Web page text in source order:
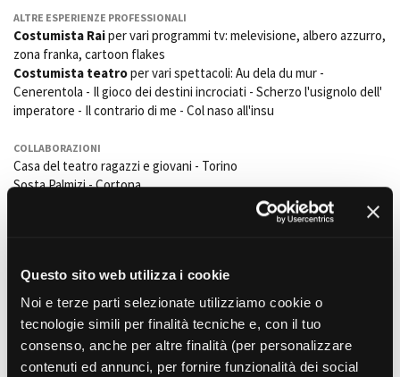
Questo sito web utilizza i cookie
Noi e terze parti selezionate utilizziamo cookie o
tecnologie simili per finalità tecniche e, con il tuo
consenso, anche per altre finalità (per personalizzare
contenuti ed annunci, per fornire funzionalità dei social
PRODUCTION GUIDE
Società di produzione
Strutture di servizio
Professionisti
Attrici-Attori
Beginners
LOCATION GUIDE
BOOK DATABASE
NEWS
CASTING
Nastri d’Argento
STRUMENTI
Location - Nuovo utente
Newsletter
Lavora con noi
Stage - Tirocini - Scuola e
per affidamento lavori in
economia
ALTRE ESPERIENZE PROFESSIONALI
Costumista Raiper vari programmi tv: melevisione, albero azzurro,
zona franka, cartoon flakes
Costumista teatroper vari spettacoli: Au dela du mur -
Cenerentola - Il gioco dei destini incrociati - Scherzo l'usignolo dell'
imperatore - Il contrario di me - Col naso all'insu
COLLABORAZIONI
Casa del teatro ragazzi e giovani - Torino
Sosta Palmizi - Cortona
database
LUNGOMETRAGGI
La ragazza con la Leica
Alina Marazzi,